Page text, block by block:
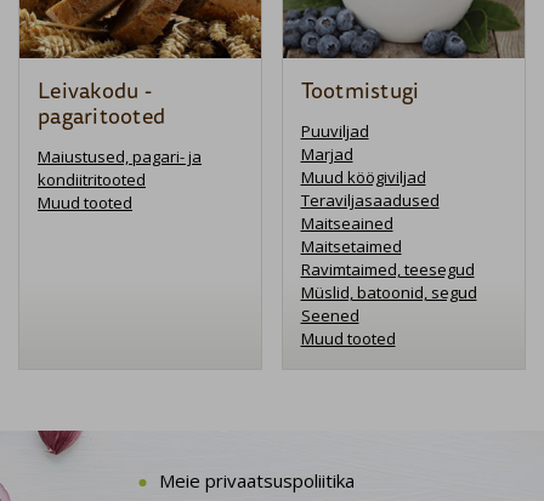
Leivakodu -
pagaritooted
Maiustused, pagari- ja
kondiitritooted
Muud tooted
Tootmistugi
Puuviljad
Marjad
Muud köögiviljad
Teraviljasaadused
Maitseained
Maitsetaimed
Ravimtaimed, teesegud
Müslid, batoonid, segud
Seened
Muud tooted
Meie privaatsuspoliitika